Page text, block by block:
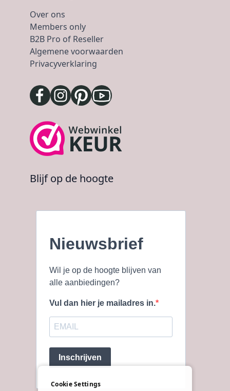
Over ons
Members only
B2B Pro of Reseller
Algemene voorwaarden
Privacyverklaring
Blijf op de hoogte
Nieuwsbrief
Wil je op de hoogte blijven van
alle aanbiedingen?
Vul dan hier je mailadres in.
Inschrijven
Cookie Settings